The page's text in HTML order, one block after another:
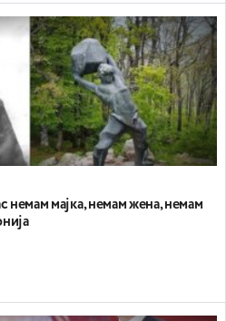
немам мајка, немам жена, немам